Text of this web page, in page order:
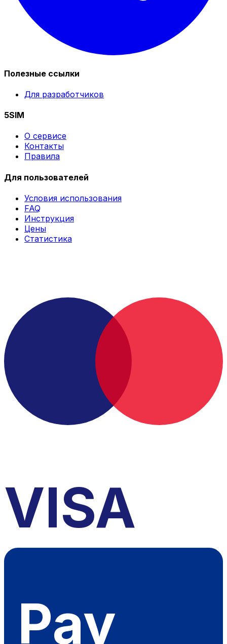
Полезные ссылки
Для разработчиков
5SIM
О сервисе
Контакты
Правила
Для пользователей
Условия использования
FAQ
Инструкция
Цены
Статистика
VISA
Pay